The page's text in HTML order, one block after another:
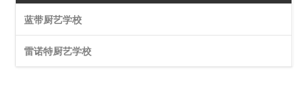
蓝带厨艺学校
雷诺特厨艺学校